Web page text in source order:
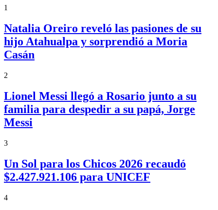
1
Natalia Oreiro reveló las pasiones de su
hijo Atahualpa y sorprendió a Moria
Casán
2
Lionel Messi llegó a Rosario junto a su
familia para despedir a su papá, Jorge
Messi
3
Un Sol para los Chicos 2026 recaudó
$2.427.921.106 para UNICEF
4